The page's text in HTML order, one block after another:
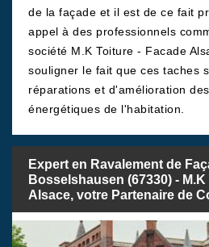
de la façade et il est de ce fait
appel à des professionnels
société M.K Toiture - Facade
souligner le fait que ces taches
réparations et d'amélioration
énergétiques de l'habitation.
Expert en Ravalement de
Bosselshausen (67330) -
Alsace, votre Partenaire de